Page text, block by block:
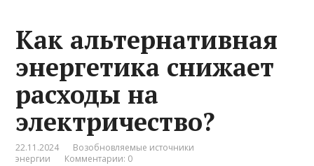
Как альтернативная
энергетика снижает
расходы на
электричество?
22.11.2024
Возобновляемые источники
энергии
Комментарии: 0